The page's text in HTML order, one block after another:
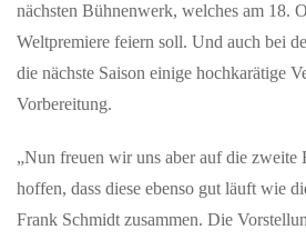
nächsten Bühnenwerk, welches am 18.
Weltpremiere feiern soll. Und auch bei
die nächste Saison einige hochkarätige
Vorbereitung.
„Nun freuen wir uns aber auf die zweite
hoffen, dass diese ebenso gut läuft wie
Frank Schmidt zusammen. Die